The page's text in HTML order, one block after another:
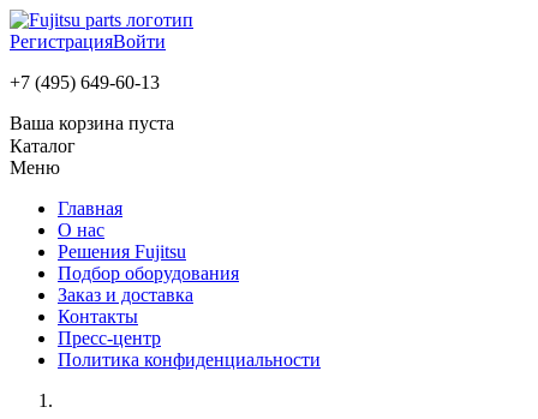
РегистрацияВойти
+7 (495) 649-60-13
Ваша корзина пуста
Каталог
Меню
Главная
О нас
Решения Fujitsu
Подбор оборудования
Заказ и доставка
Контакты
Пресс-центр
Политика конфиденциальности